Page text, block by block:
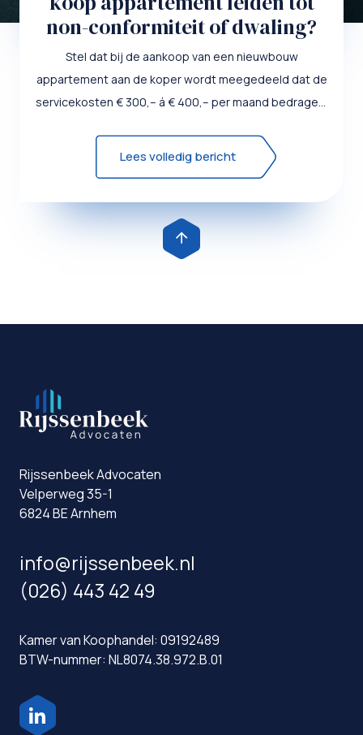
non-conformiteit of dwaling?
Stel dat bij de aankoop van een nieuwbouw
appartement aan de koper wordt meegedeeld dat de
servicekosten € 300,– á € 400,– per maand bedragen.
Lees volledig bericht
Rijssenbeek Advocaten
Velperweg 35-1
6824 BE Arnhem
info@rijssenbeek.nl
(026) 443 42 49
Kamer van Koophandel: 09192489
BTW-nummer: NL8074.38.972.B.01